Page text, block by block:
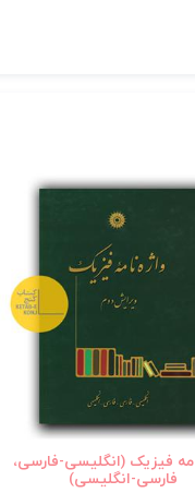
فیزیک (انگلیسی-فارسی،
فارسی-انگلیسی)